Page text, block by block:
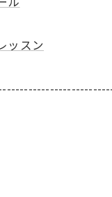
ッスン